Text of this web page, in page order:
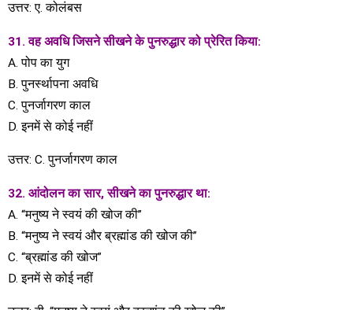
उत्तर: ए. कोलंबस
31. वह अवधि जिसने सीखने के पुनरुद्धार को प्रेरित किया:
A. पोप का युग
B. पुनर्स्थापना अवधि
C. पुनर्जागरण काल
​​D. इनमें से कोई नहीं
उत्तर: C. पुनर्जागरण काल
32. आंदोलन का सार, सीखने का पुनरुद्धार था:
A. “मनुष्य ने स्वयं की खोज की”
B. “मनुष्य ने स्वयं और ब्रह्मांड की खोज की”
C. “ब्रह्मांड की खोज”
D. इनमें से कोई नहीं